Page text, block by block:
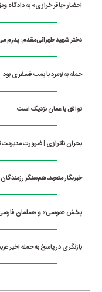
احضار «باقر خرازی» به دادگاه
دختر شهید طهرانی‌مقدم: پدرم می‌گفت 15 سال بعد همه
حمله به لامرد با بمب فسفری بود
توافق با عمان نزدیک است
بحران ناترازی | ضرورت مدیریت
خبرنگار متعهد، هم‌سنگر
پخش «موسی» و «سلمان
بازنگری در پاسخ به حمله اخیر